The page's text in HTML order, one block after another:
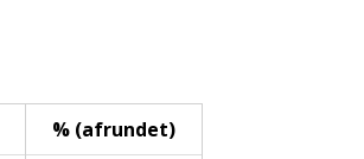
% (afrundet)